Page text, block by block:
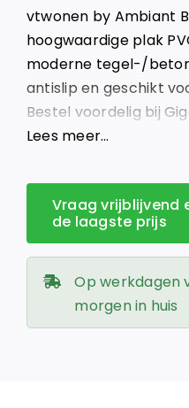
€ 42,95.
€ 36,51.
vtwonen by Ambiant
hoogwaardige plak
moderne tegel-/
antislip en geschikt
Bestel voordelig bij
voordeligste
Lees meer…
Vraag vrijblijvend
de laagste prijs
Op werkdagen
morgen in huis